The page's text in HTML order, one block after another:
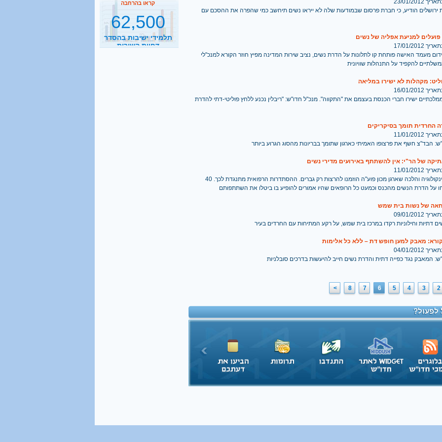
תלמידי ישיבות בהסדר
דחיית השירות
קראו בהרחבה
01/2012
ירושלים הודיע, כי חברת פרסום שבמודעות שלה לא ייראו נשים תיחשב כמי שהפרה את ההסכם עם
למניעת אפליה של נשים
01/2012
מעמד האישה פותחת קו לתלונות על הדרת נשים, נציב שירות המדינה מפיץ חוזר הקורא למנכ"לי
להקפיד על התנהלות שוויונית
מקהלות לא ישירו במליאה
01/2012
ישירו חברי הכנסת בעצמם את "התקווה". מנכ"ל חדו"ש: "ריבלין נכנע ללחץ פוליטי-דתי להדרת
החרדית תומך בסיקריקים
01/2012
הבד"צ חשף את פרצופו האמיתי כארגון שתומך בבריונות מהסוג הגרוע ביותר
של הר"י: אין להשתתף באירועים מדירי נשים
01/2012
בכנס על גינקולוגיה והלכה שארגן מכון פוע"ה הוזמנו להרצות רק גברים. ההסתדרות הרפואית מתנגדת לכך. 40
על הדרת הנשים מהכנס וכמעט כל הרופאים שהיו אמורים להופיע בו ביטלו את השתתפותם
של נשות בית שמש
01/2012
דתיות וחילוניות רקדו במרכז בית שמש, על רקע המתיחות עם החרדים בעיר
מאבק למען חופש דת – ללא כל אלימות
01/2012
המאבק נגד כפייה דתית והדרת נשים חייב להיעשות בדרכים סובלניות
2
3
4
5
6
7
8
>
לפעול?